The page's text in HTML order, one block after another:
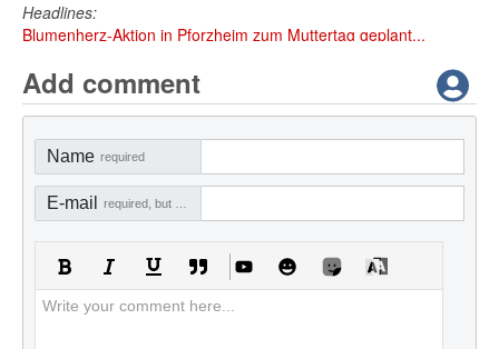
Headlines:
Blumenherz-Aktion in Pforzheim zum Muttertag geplant...
Add comment
Name required
E-mail